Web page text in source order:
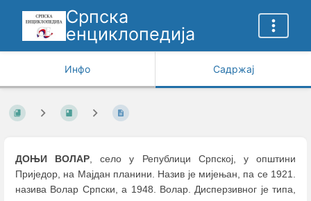
Српска
енциклопедија
Инфо Садржај
ДОЊИ ВОЛАР, село у Републици Српској, у општини
Приједор, на Мајдан планини. Назив је мијењан, па се 1921.
назива Волар Српски, а 1948. Волар. Дисперзивног је типа,